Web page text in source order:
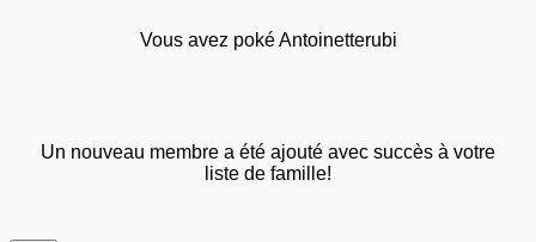
Vous avez poké Antoinetterubi
Un nouveau membre a été ajouté avec succès à votre
liste de famille!